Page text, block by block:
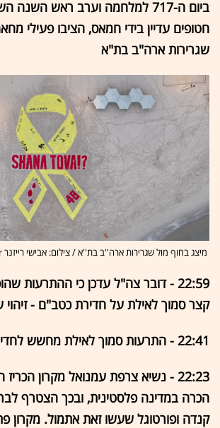
חטופים עדיין בידי חמאס, הציבו פעילי
שגרירות ארה"ב בת"א
מיצג בחוף מול שגרירות ארה''ב בת''א / צילום: אבישי רייזנר Avishai Reisner
22:59 - דובר צה"ל עדכן כי ההתרעות
קצר סמוך לאילת על חדירת כטב"ם - זיהוי
22:41 - התרעות סמוך לאילת מחשש לחדירת כטב"ם
22:23 - נשיא צרפת עמנואל מקרון
הכרה במדינה פלסטינית, ובכך הצטרף
קנדה ופורטוגל שעשו זאת אתמול. מקרון